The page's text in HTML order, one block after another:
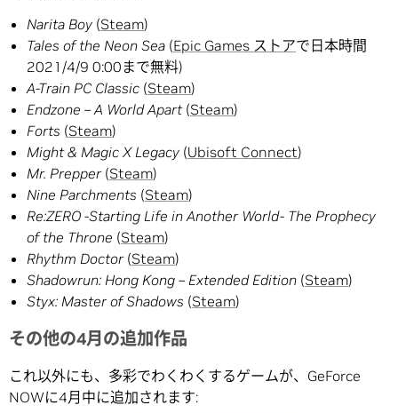
Narita Boy (Steam)
Tales of the Neon Sea (Epic Games ストアで日本時間
2021/4/9 0:00まで無料)
A-Train PC Classic (Steam)
Endzone – A World Apart (Steam)
Forts (Steam)
Might & Magic X Legacy (Ubisoft Connect)
Mr. Prepper(Steam)
Nine Parchments (Steam)
Re:ZERO -Starting Life in Another World- The Prophecy
of the Throne (Steam)
Rhythm Doctor (Steam)
Shadowrun: Hong Kong – Extended Edition (Steam)
Styx: Master of Shadows (Steam)
その他の4月の追加作品
これ以外にも、多彩でわくわくするゲームが、GeForce
NOWに4月中に追加されます: